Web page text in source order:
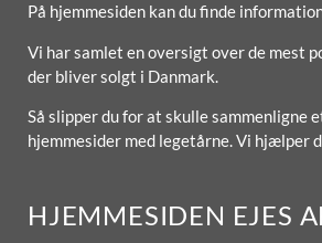
På hjemmesiden kan du finde
Vi har samlet en oversigt over de mest
der bliver solgt i Danmark.
Så slipper du for at skulle sammenligne
hjemmesider med legetårne. Vi hjælper
HJEMMESIDEN EJES